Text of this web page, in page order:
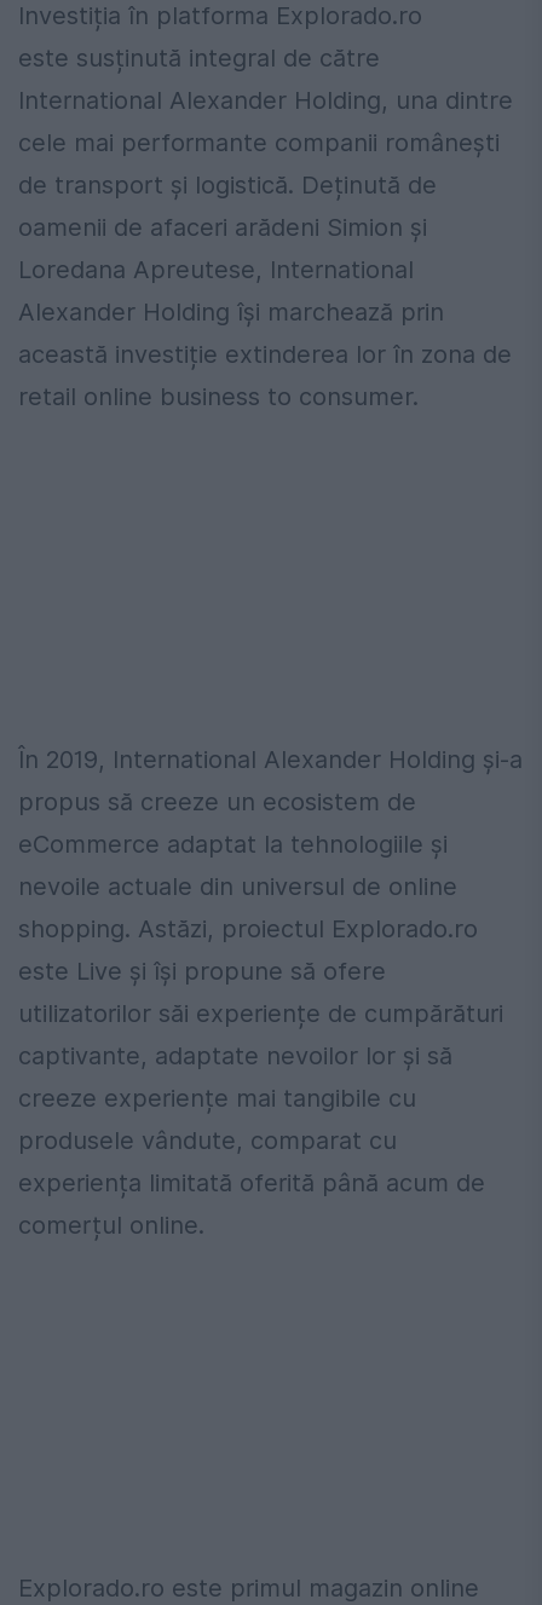
Investiția în platforma Explorado.ro
este susținută integral de către
International Alexander Holding, una dintre
cele mai performante companii românești
de transport și logistică. Deținută de
oamenii de afaceri arădeni Simion și
Loredana Apreutese, International
Alexander Holding își marchează prin
această investiție extinderea lor în zona de
retail online business to consumer.
În 2019, International Alexander Holding și-a
propus să creeze un ecosistem de
eCommerce adaptat la tehnologiile și
nevoile actuale din universul de online
shopping. Astăzi, proiectul Explorado.ro
este Live și își propune să ofere
utilizatorilor săi experiențe de cumpărături
captivante, adaptate nevoilor lor și să
creeze experiențe mai tangibile cu
produsele vândute, comparat cu
experiența limitată oferită până acum de
comerțul online.
Explorado.ro este primul magazin online